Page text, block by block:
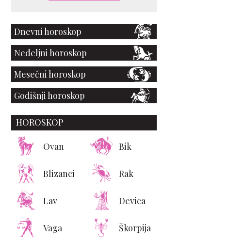
Dnevni horoskop
Nedeljni horoskop
Mesečni horoskop
Godišnji horoskop
HOROSKOP
Ovan Bik
Blizanci Rak
Lav Devica
Vaga Škorpija